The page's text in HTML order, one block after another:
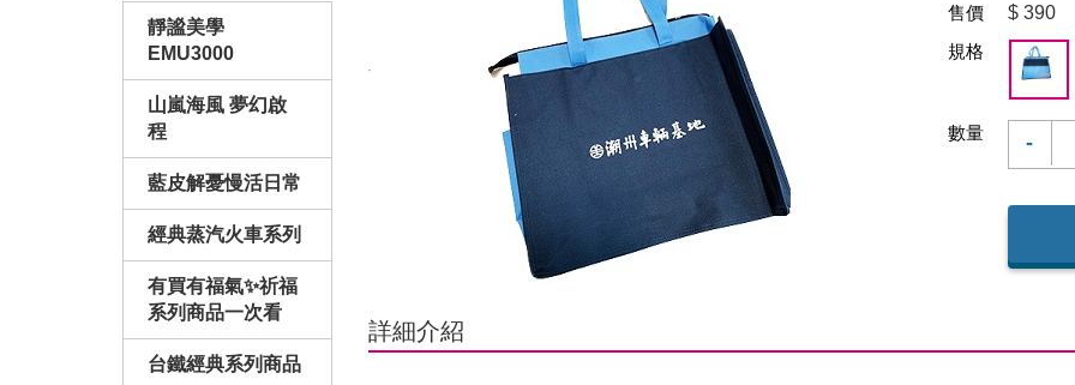
靜謐美學
EMU3000
山嵐海風 夢幻啟
程
藍皮解憂慢活日常
經典蒸汽火車系列
有買有福氣✨祈福
系列商品一次看
台鐵經典系列商品
售價
$ 390
規格
數量 -
詳細介紹